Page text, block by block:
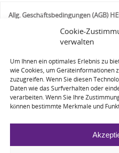
Cookie-
verwalten
Um Ihnen ein optimales Erlebnis zu
wie Cookies, um Geräteinformationen
zuzugreifen. Wenn Sie diesen
Daten wie das Surfverhalten oder
verarbeiten. Wenn Sie Ihre
können bestimmte Merkmale und
Allg. Geschäftsbedingungen (AGB)
Bereich Seminare 12/2017
AGB
COOKIE-